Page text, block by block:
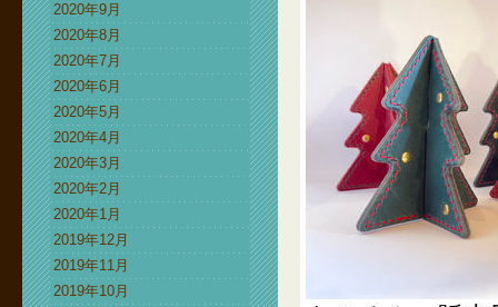
2020年9月
2020年8月
2020年7月
2020年6月
2020年5月
2020年4月
2020年3月
2020年2月
2020年1月
2019年12月
2019年11月
2019年10月